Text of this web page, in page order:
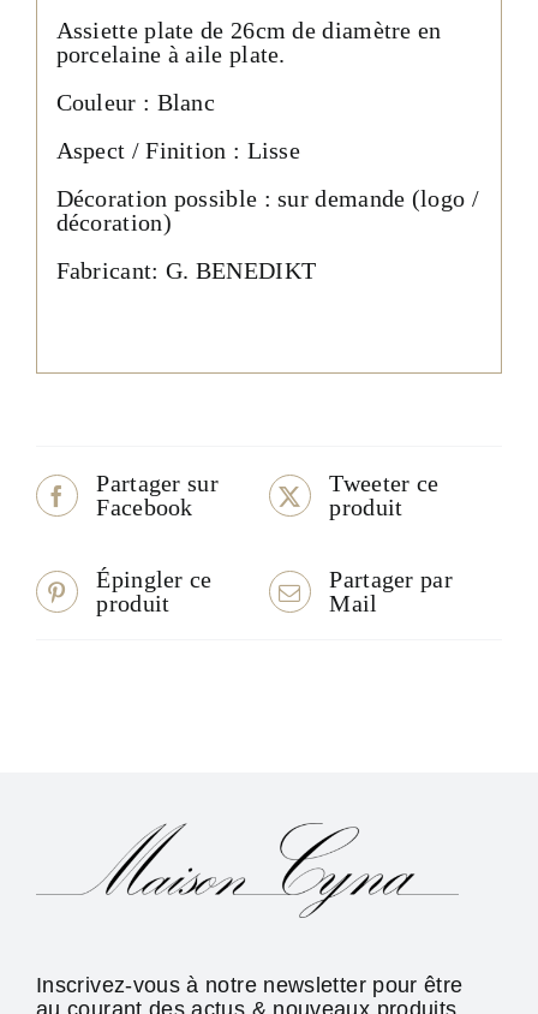
Assiette plate de 26cm de diamètre en
porcelaine à aile plate.
Couleur : Blanc
Aspect / Finition : Lisse
Décoration possible : sur demande (logo /
décoration)
Fabricant: G. BENEDIKT
Partager sur
Facebook
Tweeter ce
produit
Épingler ce
produit
Partager par
Mail
Inscrivez-vous à notre newsletter pour être
au courant des actus & nouveaux produits